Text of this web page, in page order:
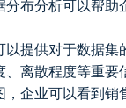
布分析可以帮助
以提供对于数据
离散程度等重要
企业可以看到销